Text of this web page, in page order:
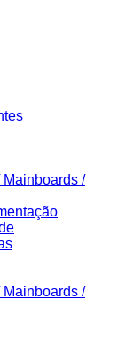
Mainboards /
Mainboards /